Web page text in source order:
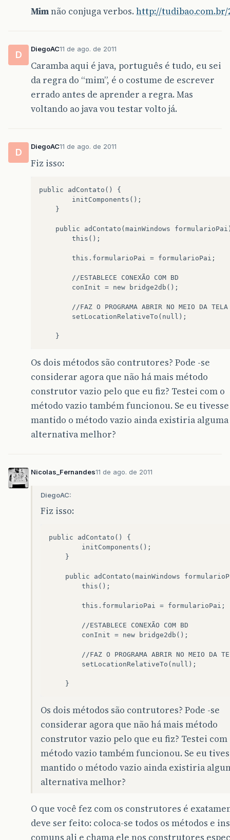
Mimnão conjuga verbos. http://
D
DiegoAC11 de ago. de 2011
Caramba aqui é java, português é tudo, eu sei
da regra do “mim”, é o costume de escrever
errado antes de aprender a regra. Mas
voltando ao java vou testar volto já.
D
DiegoAC11 de ago. de 2011
Fiz isso:
public adContato() {
        initComponents();
    }
public adContato(mainWindows
        this();
        this.formularioPai = formularioPai;
        //ESTABLECE CONEXÃO COM BD
        conInit = new bridge2db();
        //FAZ O PROGRAMA ABRIR NO MEIO DA TELA
        setLocationRelativeTo(null);
Os dois métodos são contrutores? Pode -se
considerar agora que não há mais método
construtor vazio pelo que eu fiz? Testei com o
método vazio também funcionou. Se eu tivesse
mantido o método vazio ainda existiria alguma
alternativa melhor?
Nicolas_Fernandes11 de ago. de 2011
DiegoAC:
Fiz isso:
public adContato() {
        initComponents();
    }
public adContato(mainWindows
        this();
        this.formularioPai = formularioPai;
        //ESTABLECE CONEXÃO COM BD
        conInit = new bridge2db();
//FAZ O PROGRAMA ABRIR NO MEIO DA
        setLocationRelativeTo(null);
Os dois métodos são contrutores? Pode -se
considerar agora que não há mais método
construtor vazio pelo que eu fiz? Testei com
método vazio também funcionou. Se eu
mantido o método vazio ainda existiria
alternativa melhor?
O que você fez com os construtores é
deve ser feito: coloca-se todos os métodos e